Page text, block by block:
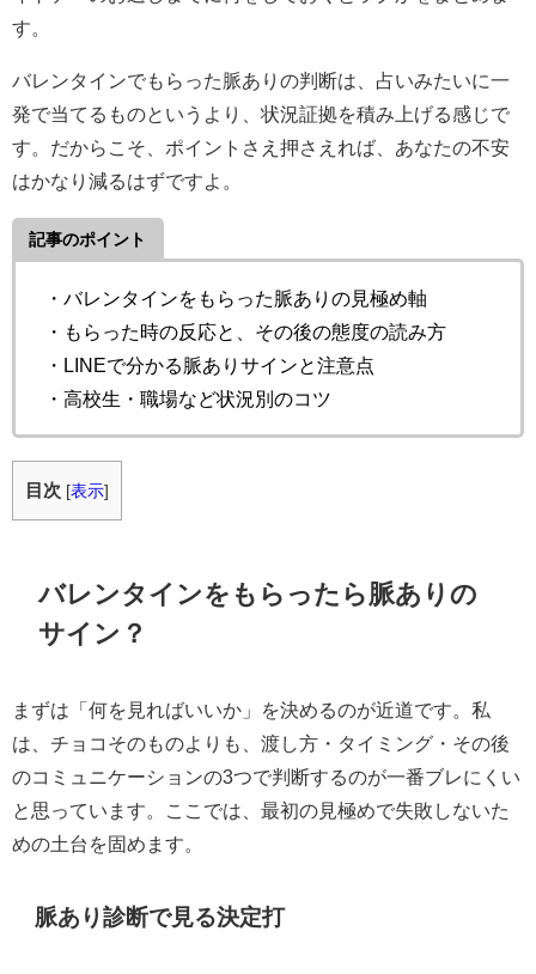
す。
バレンタインでもらった脈ありの判断は、占いみたいに一
発で当てるものというより、状況証拠を積み上げる感じで
す。だからこそ、ポイントさえ押さえれば、あなたの不安
はかなり減るはずですよ。
記事のポイント
・バレンタインをもらった脈ありの見極め軸
・もらった時の反応と、その後の態度の読み方
・LINEで分かる脈ありサインと注意点
・高校生・職場など状況別のコツ
目次 [表示]
バレンタインをもらったら脈ありの
サイン？
まずは「何を見ればいいか」を決めるのが近道です。私
は、チョコそのものよりも、渡し方・タイミング・その後
のコミュニケーションの3つで判断するのが一番ブレにくい
と思っています。ここでは、最初の見極めで失敗しないた
めの土台を固めます。
脈あり診断で見る決定打